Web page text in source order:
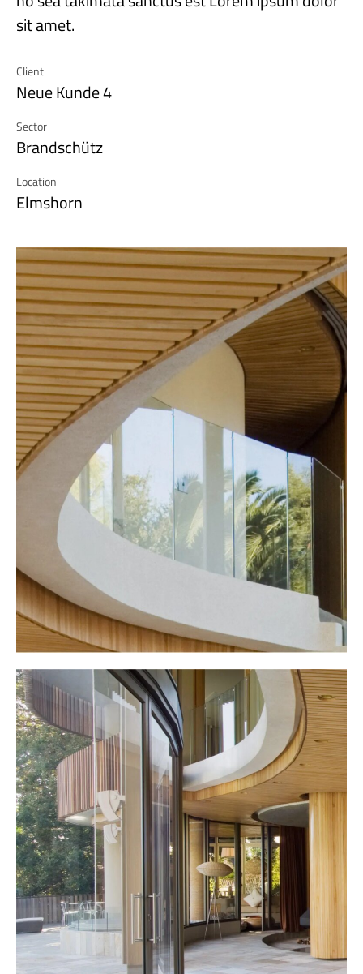
Client
Neue Kunde 4
Sector
Brandschütz
Location
Elmshorn
sit amet.